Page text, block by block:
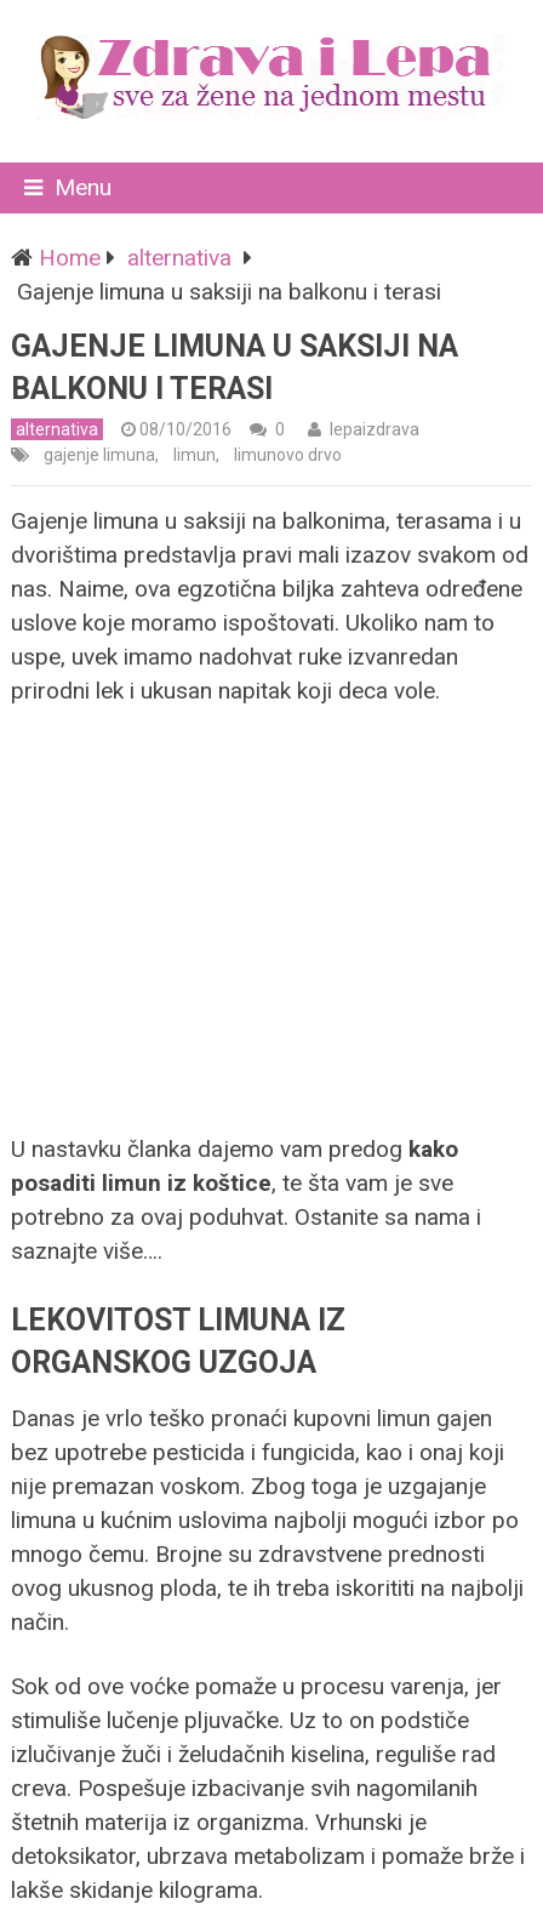
Menu
Home
alternativa
Gajenje limuna u saksiji na balkonu i terasi
GAJENJE LIMUNA U SAKSIJI NA
BALKONU I TERASI
alternativa 08/10/2016 0
lepaizdrava
gajenje limuna, limun, limunovo drvo
Gajenje limuna u saksiji na balkonima, terasama i u
dvorištima predstavlja pravi mali izazov svakom od
nas. Naime, ova egzotična biljka zahteva određene
uslove koje moramo ispoštovati. Ukoliko nam to
uspe, uvek imamo nadohvat ruke izvanredan
prirodni lek i ukusan napitak koji deca vole.
U nastavku članka dajemo vam predog kako
posaditi limun iz koštice, te šta vam je sve
potrebno za ovaj poduhvat. Ostanite sa nama i
saznajte više….
LEKOVITOST LIMUNA IZ
ORGANSKOG UZGOJA
Danas je vrlo teško pronaći kupovni limun gajen
bez upotrebe pesticida i fungicida, kao i onaj koji
nije premazan voskom. Zbog toga je uzgajanje
limuna u kućnim uslovima najbolji mogući izbor po
mnogo čemu. Brojne su zdravstvene prednosti
ovog ukusnog ploda, te ih treba iskorititi na najbolji
način.
Sok od ove voćke pomaže u procesu varenja, jer
stimuliše lučenje pljuvačke. Uz to on podstiče
izlučivanje žuči i želudačnih kiselina, reguliše rad
creva. Pospešuje izbacivanje svih nagomilanih
štetnih materija iz organizma. Vrhunski je
detoksikator, ubrzava metabolizam i pomaže brže i
lakše skidanje kilograma.